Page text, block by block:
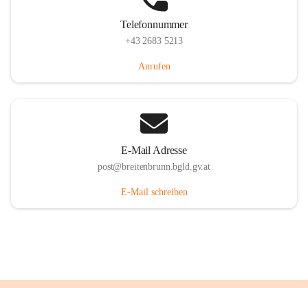
Telefonnummer
+43 2683 5213
Anrufen
E-Mail Adresse
post@breitenbrunn.bgld.gv.at
E-Mail schreiben